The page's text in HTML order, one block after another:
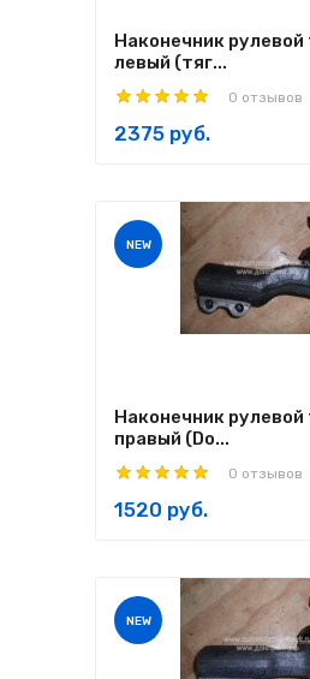
Наконечник рулевой
левый (тяг...
0 отзывов
2375 руб.
NEW
Наконечник рулевой
правый (Do...
0 отзывов
1520 руб.
NEW